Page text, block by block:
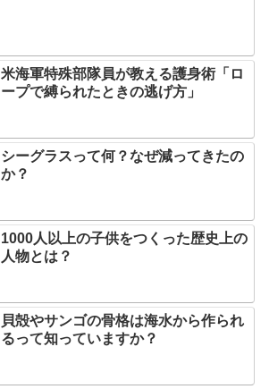
米海軍特殊部隊員が教える護身術「ロ
ープで縛られたときの逃げ方」
シーグラスって何？なぜ減ってきたの
か？
1000人以上の子供をつくった歴史上の
人物とは？
貝殻やサンゴの骨格は海水から作られ
るって知っていますか？